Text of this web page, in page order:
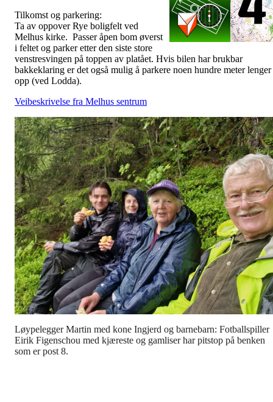
Tilkomst og parkering:
Ta av oppover Rye boligfelt ved
Melhus kirke. Passer åpen bom øverst
i feltet og parker etter den siste store
venstresvingen på toppen av platået. Hvis bilen har brukbar
bakkeklaring er det også mulig å parkere noen hundre meter lenger
opp (ved Lodda).
Veibeskrivelse fra Melhus sentrum
Løypelegger Martin med kone Ingjerd og barnebarn: Fotballspiller
Eirik Figenschou med kjæreste og gamliser har pitstop på benken
som er post 8.